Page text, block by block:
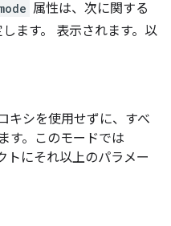
属性は、次に関する
ます。 表示されます。以
キシを使用せずに、すべ
す。このモードでは
トにそれ以上のパラメー